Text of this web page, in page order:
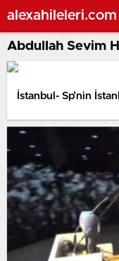
alexahileleri.com
Abdullah Sevim
İstanbul- Sp’nin